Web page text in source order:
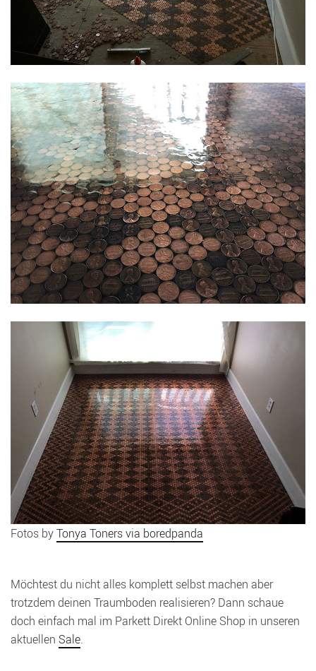
Fotos byTonya Toners via boredpanda
Möchtest du nicht alles komplett selbst machen aber
trotzdem deinen Traumboden realisieren? Dann schaue
doch einfach mal im Parkett Direkt Online Shop in unseren
aktuellen Sale.